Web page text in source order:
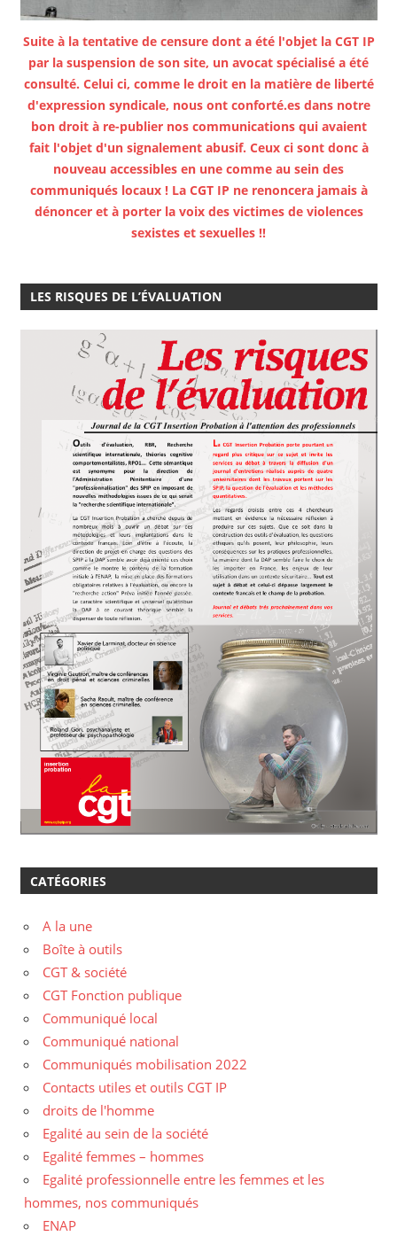
Suite à la tentative de censure dont a été l'objet la CGT IP
par la suspension de son site, un avocat spécialisé a été
consulté. Celui ci, comme le droit en la matière de liberté
d'expression syndicale, nous ont conforté.es dans notre
bon droit à re-publier nos communications qui avaient
fait l'objet d'un signalement abusif. Ceux ci sont donc à
nouveau accessibles en une comme au sein des
communiqués locaux ! La CGT IP ne renoncera jamais à
dénoncer et à porter la voix des victimes de violences
sexistes et sexuelles !!
LES RISQUES DE L’ÉVALUATION
CATÉGORIES
A la une
Boîte à outils
CGT & société
CGT Fonction publique
Communiqué local
Communiqué national
Communiqués mobilisation 2022
Contacts utiles et outils CGT IP
droits de l'homme
Egalité au sein de la société
Egalité femmes – hommes
Egalité professionnelle entre les femmes et les
hommes, nos communiqués
ENAP